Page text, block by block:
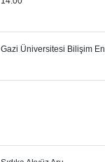
Gazi Üniversitesi Bilişim